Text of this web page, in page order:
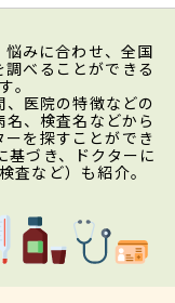
みに合わせ、全国
べることができる
。
医院の特徴などの
、検査名などから
を探すことができ
基づき、ドクターに
査など）も紹介。